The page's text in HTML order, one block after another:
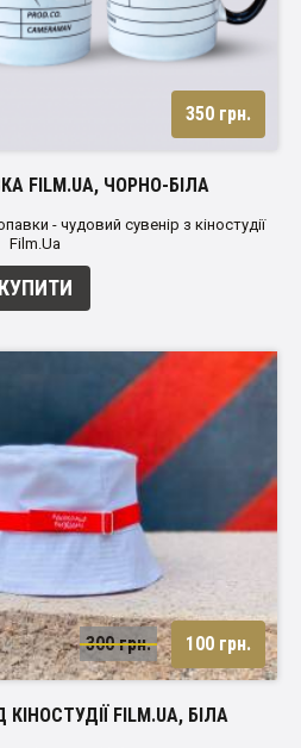
350 грн.
FILM.UA, ЧОРНО-БІЛА
- чудовий сувенір з кіностудії
Film.Ua
КУПИТИ
300 грн. 100 грн.
FILM.UA, БІЛА